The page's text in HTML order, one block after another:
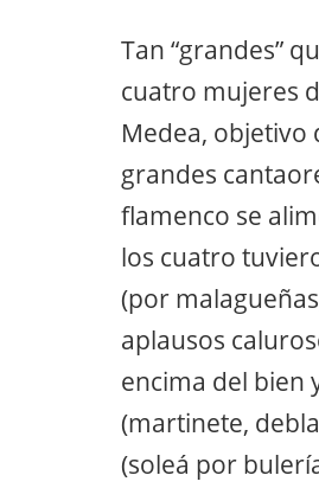
Tan “grandes”
cuatro mujeres
Medea, objetivo
grandes
flamenco se
los cuatro
(por
aplausos
encima del bien
(martinete,
(soleá por